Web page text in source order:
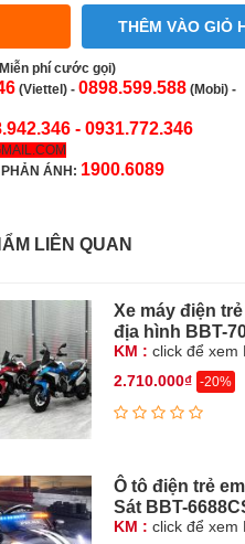
THÊM VÀO GIỎ
phí cước gọi)
(Viettel) - 0898.599.588 (Mobi) -
- 0931.772.346
ÁNH: 1900.6089
LIÊN QUAN
Xe máy điện
địa hình BBT-
KM : click để xem
2.710.000₫ -20%
Ô tô điện trẻ
Sát BBT-
KM : click để xem